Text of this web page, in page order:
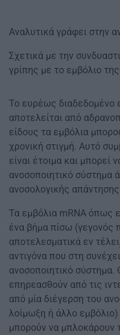
Αναλυτικά γράφει στην
Σχετικά με την
γρίπης με το εμβόλιο
Το ευρέως διαδεδομένο
αποτελείται από
είδους τα εμβόλια
χρονική στιγμή. Αυτό
είναι έτοιμα και μπορεί
ανοσοποιητικό σύστημα
ανοσολογικής
Τα εμβόλια mRNA όπως
ένα βήμα πίσω (γεγονός
αποτελεσματικά εν
αντιγόνα που στη
ανοσοποιητικό
επηρεασθούν από τις
από μία διέγερση του
λοίμωξη ή άλλο εμβόλιο)
μπορούν να μπλοκάρουν